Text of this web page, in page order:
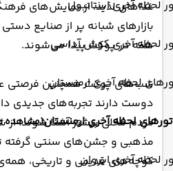
لحظه آخری استانبول
لحظه آخری کوش آداسی
لحظه آخری ارمنستان
تورهای لحظه آخری ارمنستان(مشاهده
لحظه آخری ایروان
غذاهای لذیذ، از نمایش‌های
بازارهای شبانه پر از صنایع
همه در پوکت پیدا می‌شوند.
شب‌های پوکت همچنین فرصتی
دوست دارند تجربه‌های جدیدی
مردم محلی بیشتر آشنا شوند.
مذهبی و جشن‌های سنتی گرفته
کوچه‌های قدیمی و تاریخی،